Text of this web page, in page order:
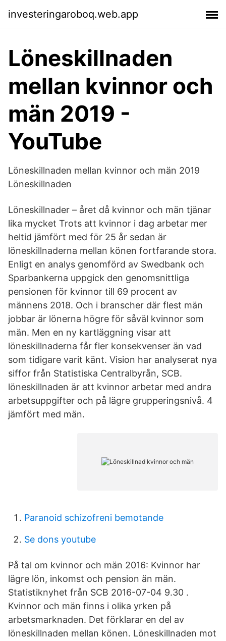
investeringaroboq.web.app
Löneskillnaden
mellan kvinnor och
män 2019 -
YouTube
Löneskillnaden mellan kvinnor och män 2019
Löneskillnaden
Löneskillnader – året då kvinnor och män tjänar
lika mycket Trots att kvinnor i dag arbetar mer
heltid jämfört med för 25 år sedan är
löneskillnaderna mellan könen fortfarande stora.
Enligt en analys genomförd av Swedbank och
Sparbankerna uppgick den genomsnittliga
pensionen för kvinnor till 69 procent av
männens 2018. Och i branscher där flest män
jobbar är lönerna högre för såväl kvinnor som
män. Men en ny kartläggning visar att
löneskillnaderna får fler konsekvenser än vad
som tidigare varit känt. Vision har analyserat nya
siffor från Statistiska Centralbyrån, SCB.
löneskillnaden är att kvinnor arbetar med andra
arbetsuppgifter och på lägre grupperingsnivå. 4
jämfört med män.
Paranoid schizofreni bemotande
Se dons youtube
På tal om kvinnor och män 2016: Kvinnor har
lägre lön, inkomst och pension än män.
Statistiknyhet från SCB 2016-07-04 9.30 .
Kvinnor och män finns i olika yrken på
arbetsmarknaden. Det förklarar en del av
löneskillnaden mellan könen. Löneskillnaden mot